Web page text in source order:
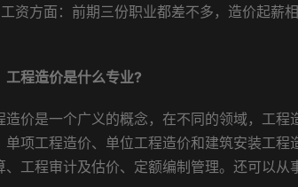
方面：前期三份职业都差不多，造价起薪
工程造价是什么专业?
是一个广义的概念，在不同的领域，工程
单项工程造价、单位工程造价和建筑安装工
、工程审计及估价、定额编制管理。还可以从